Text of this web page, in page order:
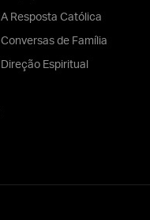
A Resposta Católica
Conversas de Família
Direção Espiritual